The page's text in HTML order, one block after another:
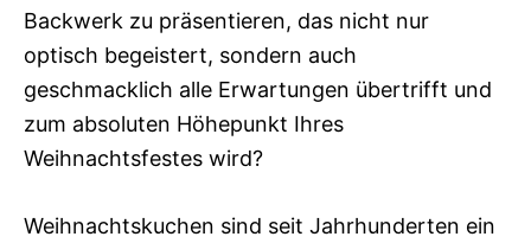
Backwerk zu präsentieren, das nicht nur
optisch begeistert, sondern auch
geschmacklich alle Erwartungen übertrifft und
zum absoluten Höhepunkt Ihres
Weihnachtsfestes wird?
Weihnachtskuchen sind seit Jahrhunderten ein